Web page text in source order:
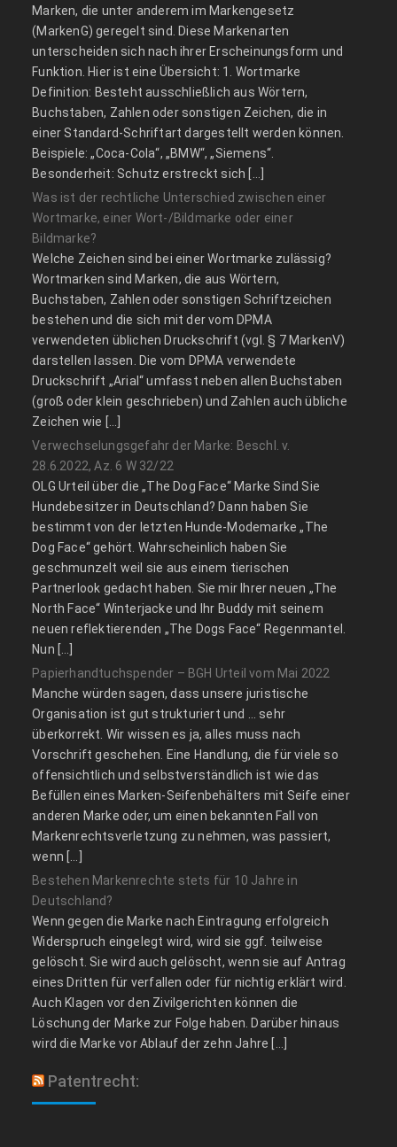
Marken, die unter anderem im Markengesetz
(MarkenG) geregelt sind. Diese Markenarten
unterscheiden sich nach ihrer Erscheinungsform und
Funktion. Hier ist eine Übersicht: 1. Wortmarke
Definition: Besteht ausschließlich aus Wörtern,
Buchstaben, Zahlen oder sonstigen Zeichen, die in
einer Standard-Schriftart dargestellt werden können.
Beispiele: „Coca-Cola“, „BMW“, „Siemens“.
Besonderheit: Schutz erstreckt sich […]
Was ist der rechtliche Unterschied zwischen einer
Wortmarke, einer Wort-/Bildmarke oder einer
Bildmarke?
Welche Zeichen sind bei einer Wortmarke zulässig?
Wortmarken sind Marken, die aus Wörtern,
Buchstaben, Zahlen oder sonstigen Schriftzeichen
bestehen und die sich mit der vom DPMA
verwendeten üblichen Druckschrift (vgl. § 7 MarkenV)
darstellen lassen. Die vom DPMA verwendete
Druckschrift „Arial“ umfasst neben allen Buchstaben
(groß oder klein geschrieben) und Zahlen auch übliche
Zeichen wie […]
Verwechselungsgefahr der Marke: Beschl. v.
28.6.2022, Az. 6 W 32/22
OLG Urteil über die „The Dog Face“ Marke Sind Sie
Hundebesitzer in Deutschland? Dann haben Sie
bestimmt von der letzten Hunde-Modemarke „The
Dog Face“ gehört. Wahrscheinlich haben Sie
geschmunzelt weil sie aus einem tierischen
Partnerlook gedacht haben. Sie mir Ihrer neuen „The
North Face“ Winterjacke und Ihr Buddy mit seinem
neuen reflektierenden „The Dogs Face“ Regenmantel.
Nun […]
Papierhandtuchspender – BGH Urteil vom Mai 2022
Manche würden sagen, dass unsere juristische
Organisation ist gut strukturiert und … sehr
überkorrekt. Wir wissen es ja, alles muss nach
Vorschrift geschehen. Eine Handlung, die für viele so
offensichtlich und selbstverständlich ist wie das
Befüllen eines Marken-Seifenbehälters mit Seife einer
anderen Marke oder, um einen bekannten Fall von
Markenrechtsverletzung zu nehmen, was passiert,
wenn […]
Bestehen Markenrechte stets für 10 Jahre in
Deutschland?
Wenn gegen die Marke nach Eintragung erfolgreich
Widerspruch eingelegt wird, wird sie ggf. teilweise
gelöscht. Sie wird auch gelöscht, wenn sie auf Antrag
eines Dritten für verfallen oder für nichtig erklärt wird.
Auch Klagen vor den Zivilgerichten können die
Löschung der Marke zur Folge haben. Darüber hinaus
wird die Marke vor Ablauf der zehn Jahre […]
Patentrecht: